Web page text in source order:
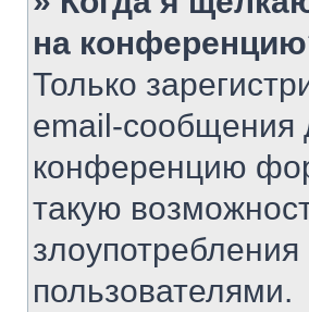
на
Только
email-сообщения
конференцию
такую
пользователями.